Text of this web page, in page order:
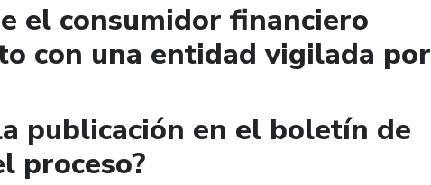
el consumidor financiero
con una entidad vigilada por
publicación en el boletín de
proceso?